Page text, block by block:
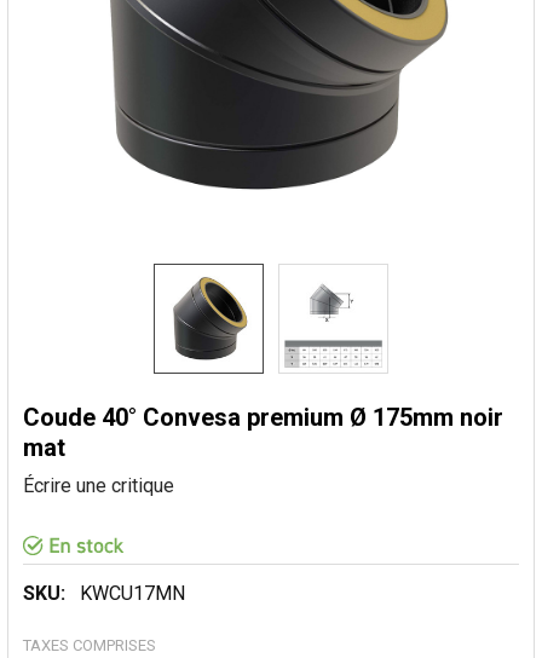
Coude 40° Convesa premium Ø 175mm noir
mat
Écrire une critique
SKU: KWCU17MN
TAXES COMPRISES